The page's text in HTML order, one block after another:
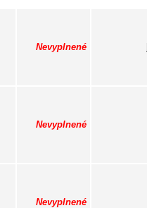
Nevyplnené
Nevyplnené
Nevyplnené